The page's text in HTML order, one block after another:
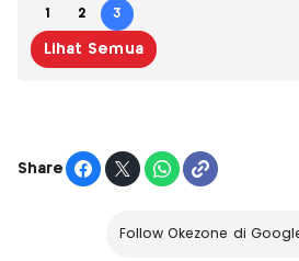
1 2 3
Lihat Semua
Share
Follow Okezone di